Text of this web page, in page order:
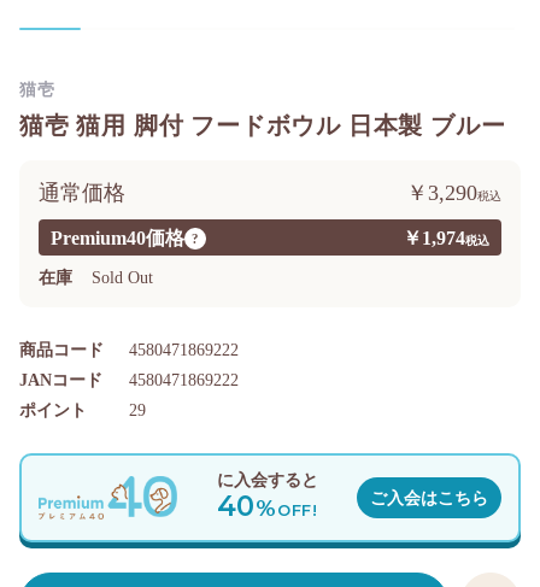
猫壱 猫用 脚付 フードボウル 日本製 ブルー
Premium40価格 ? ￥1,974
通常価格 ￥3,290
在庫 Sold Out
商品コード 4580471869222
ポイント 29
JANコード 4580471869222
猫壱
に入会すると
40%OFF!
ご入会はこちら